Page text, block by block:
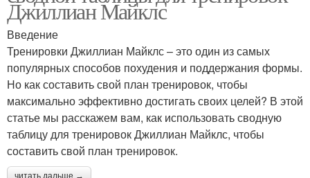
Джиллиан Майклс
Введение
Тренировки Джиллиан Майклс – это один из самых
популярных способов похудения и поддержания формы.
Но как составить свой план тренировок, чтобы
максимально эффективно достигать своих целей? В этой
статье мы расскажем вам, как использовать сводную
таблицу для тренировок Джиллиан Майклс, чтобы
составить свой план тренировок.
читать дальше →